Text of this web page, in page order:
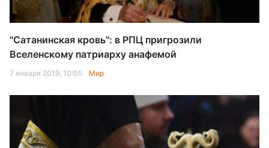
"Сатанинская кровь": в РПЦ пригрозили
Вселенскому патриарху анафемой
7 января 2019, 10:05 Мир